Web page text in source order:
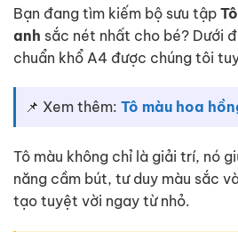
Bạn đang tìm kiếm bộ sưu tập
anh sắc nét nhất cho bé? Dưới
chuẩn khổ A4 được chúng tôi
📌 Xem thêm: Tô màu hoa
Tô màu không chỉ là giải trí, nó
năng cầm bút, tư duy màu sắc
tạo tuyệt vời ngay từ nhỏ.